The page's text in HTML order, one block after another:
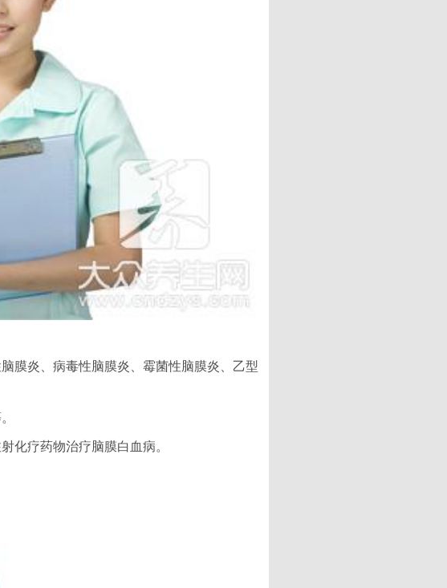
膜炎、病毒性脑膜炎、霉菌性脑膜炎、乙型
化疗药物治疗脑膜白血病。